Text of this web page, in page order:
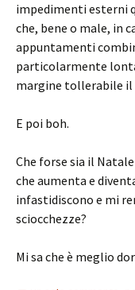
impedimenti esterni
che, bene o male, in
appuntamenti
particolarmente
margine tollerabile il
E poi boh.
Che forse sia il
che aumenta e
infastidiscono e mi
sciocchezze?
Mi sa che è meglio